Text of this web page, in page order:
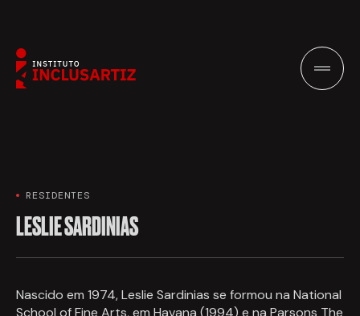
RESIDENTES
LESLIE SARDINIAS
Nascido em 1974, Leslie Sardinias se formou na National
School of Fine Arts, em Havana (1994) e na Parsons The